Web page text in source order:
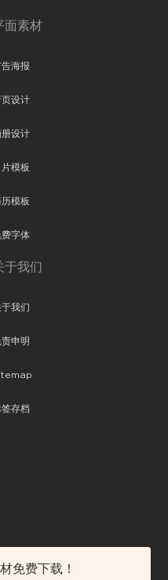
面素材
告海报
页设计
册设计
片模板
历模板
费字体
于我们
于我们
申明
签存档
免费下载！